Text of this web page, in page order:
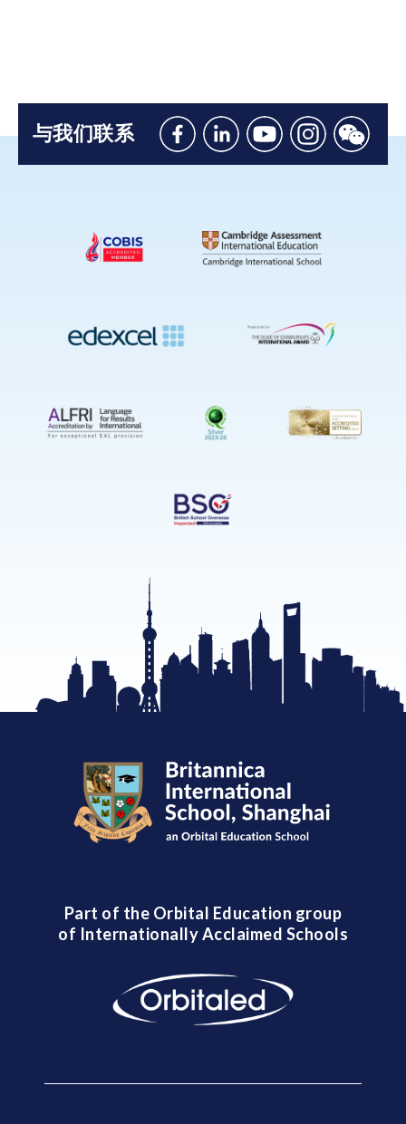
与我们联系
Like
Facebook
Connect
on
Linkedin
Watch
on
Youtube
Follow
Instagram
Connect
Part of the Orbital Education group
of Internationally Acclaimed Schools